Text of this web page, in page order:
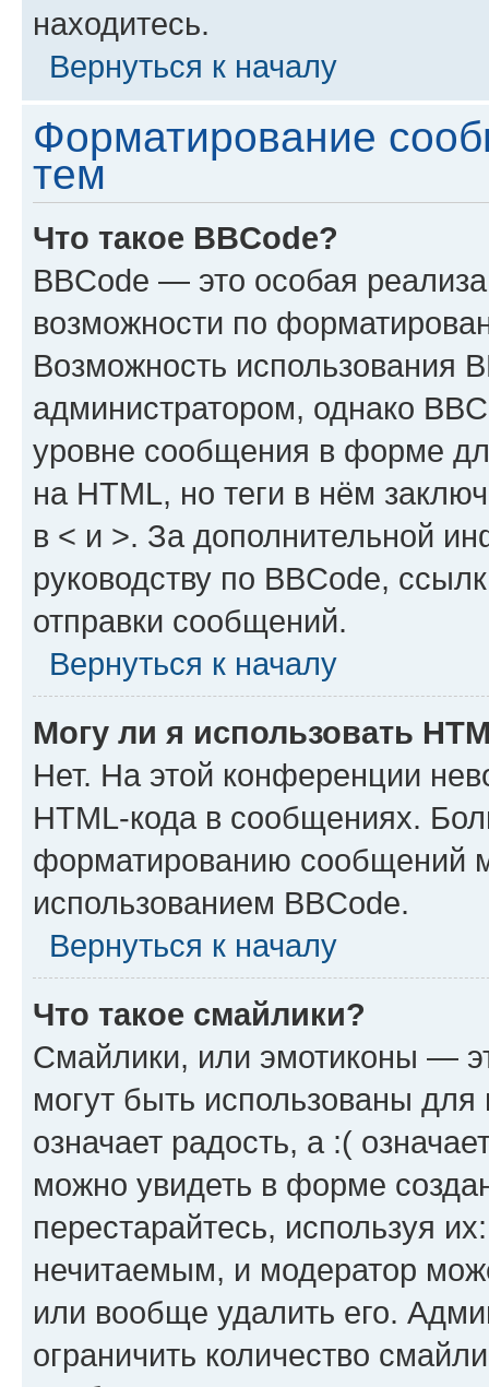
находитесь.
Вернуться к началу
Форматирование
тем
Что такое BBCode?
BBCode — это особая
возможности по
Возможность использования
администратором, однако
уровне сообщения в форме
на HTML, но теги в нём
в < и >. За дополнительной
руководству по BBCode,
отправки сообщений.
Вернуться к началу
Могу ли я использовать
Нет. На этой конференции
HTML-кода в сообщениях.
форматированию сообщений
использованием BBCode.
Вернуться к началу
Что такое смайлики?
Смайлики, или эмотиконы —
могут быть использованы
означает радость, а :(
можно увидеть в форме
перестарайтесь, используя
нечитаемым, и модератор
или вообще удалить его.
ограничить количество